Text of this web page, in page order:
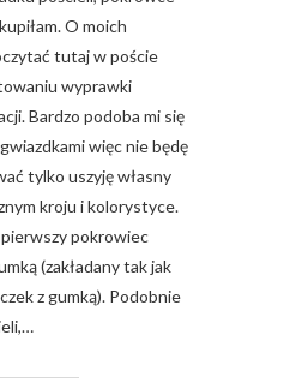
O moich
tutaj w poście
wyprawki
Bardzo podoba mi się
więc nie będę
tylko uszyję własny
kroju i kolorystyce.
pierwszy pokrowiec
(zakładany tak jak
z gumką). Podobnie